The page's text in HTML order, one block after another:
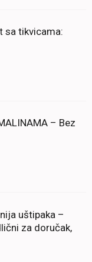
sa tikvicama:
– Bez
uštipaka –
za doručak,